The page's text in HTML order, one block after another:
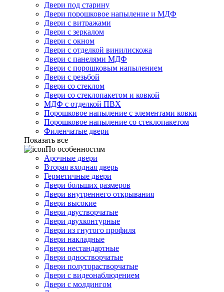
Двери под старину
Двери порошковое напыление и МДФ
Двери с витражами
Двери с зеркалом
Двери с окном
Двери с отделкой винилискожа
Двери с панелями МДФ
Двери с порошковым напылением
Двери с резьбой
Двери со стеклом
Двери со стеклопакетом и ковкой
МДФ с отделкой ПВХ
Порошковое напыление с элементами ковки
Порошковое напыление со стеклопакетом
Филенчатые двери
Показать все
По особенностям
Арочные двери
Вторая входная дверь
Герметичные двери
Двери больших размеров
Двери внутреннего открывания
Двери высокие
Двери двустворчатые
Двери двухконтурные
Двери из гнутого профиля
Двери накладные
Двери нестандартные
Двери одностворчатые
Двери полуторастворчатые
Двери с видеонаблюдением
Двери с молдингом